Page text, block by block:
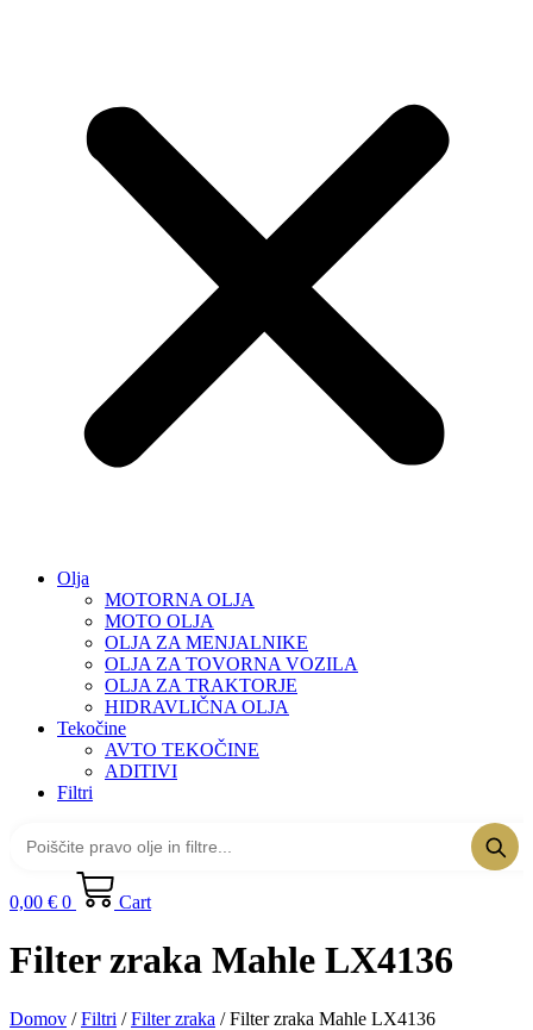
Olja
MOTORNA OLJA
MOTO OLJA
OLJA ZA MENJALNIKE
OLJA ZA TOVORNA VOZILA
OLJA ZA TRAKTORJE
HIDRAVLIČNA OLJA
Tekočine
AVTO TEKOČINE
ADITIVI
Filtri
0,00 € 0 Cart
Filter zraka Mahle LX4136
Domov /Filtri /Filter zraka / Filter zraka Mahle LX4136